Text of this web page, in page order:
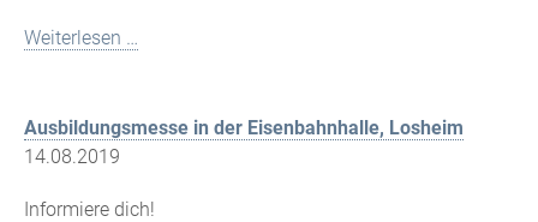
Weiterlesen …
Ausbildungsmesse in der Eisenbahnhalle, Losheim
14.08.2019
Informiere dich!